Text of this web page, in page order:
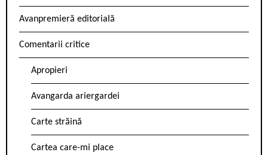
Avanpremieră editorială
Comentarii critice
Apropieri
Avangarda ariergardei
Carte străină
Cartea care-mi place